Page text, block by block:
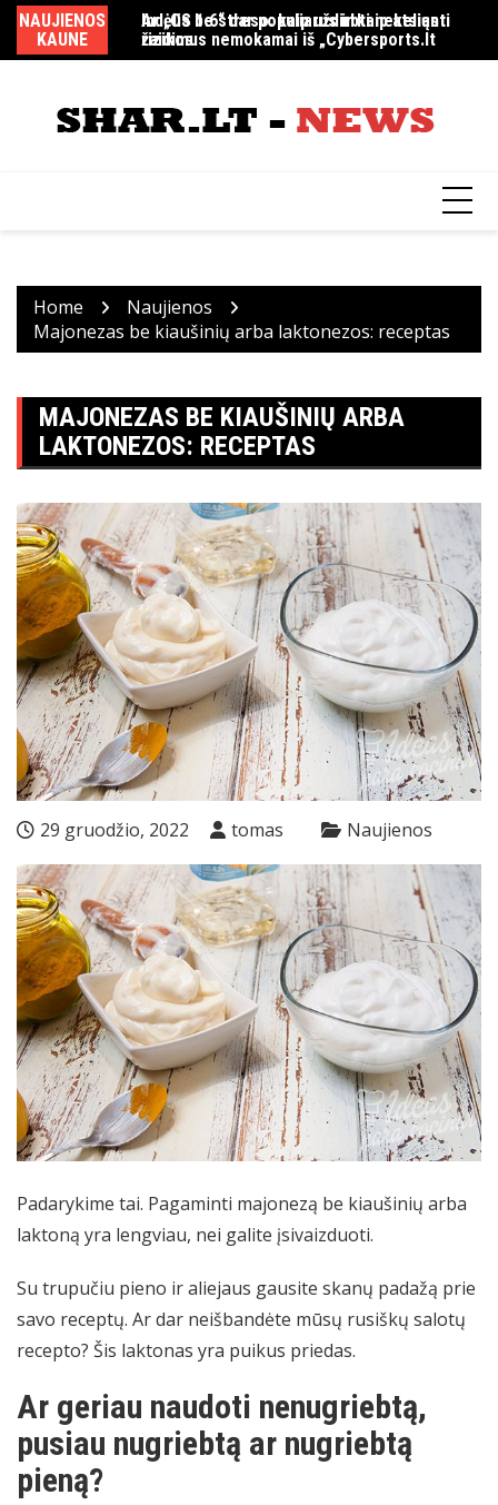
Skip
content
NAUJIENOS
KAUNE
Indėlis be streso: kaip uždirbti nekeliant
rizikos
Ar „CS 1.6“ dar populiarus ir kaip atsiųsti
žaidimus nemokamai iš „Cybersports.lt
Home
Naujienos
Majonezas be kiaušinių arba laktonezos: receptas
MAJONEZAS BE KIAUŠINIŲ ARBA
LAKTONEZOS: RECEPTAS
29 gruodžio, 2022 tomas Naujienos
Padarykime tai. Pagaminti majonezą be kiaušinių arba
laktoną yra lengviau, nei galite įsivaizduoti.
Su trupučiu pieno ir aliejaus gausite skanų padažą prie
savo receptų. Ar dar neišbandėte mūsų rusiškų salotų
recepto? Šis laktonas yra puikus priedas.
Ar geriau naudoti nenugriebtą,
pusiau nugriebtą ar nugriebtą
pieną?